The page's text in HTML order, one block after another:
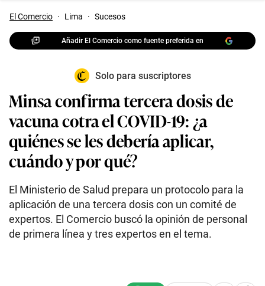
El Comercio · Lima · Sucesos
Añadir El Comercio como fuente preferida en
Solo para suscriptores
Minsa confirma tercera dosis de
vacuna cotra el COVID-19: ¿a
quiénes se les debería aplicar,
cuándo y por qué?
El Ministerio de Salud prepara un protocolo para la
aplicación de una tercera dosis con un comité de
expertos. El Comercio buscó la opinión de personal
de primera línea y tres expertos en el tema.